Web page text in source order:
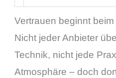
Vertrauen beginnt
Nicht jeder Anbieter
Technik, nicht jede
Atmosphäre – doch